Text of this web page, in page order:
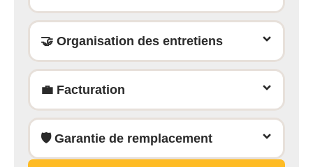
🤝 Organisation des entretiens
💼 Facturation
🛡️ Garantie de remplacement